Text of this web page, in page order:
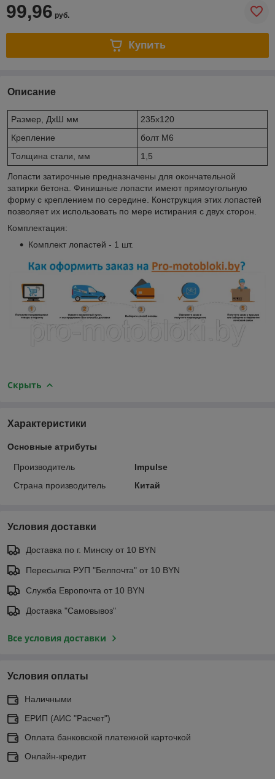
99,96 руб.
Купить
Описание
Размер, ДхШ мм
235x120
Крепление
болт M6
Толщина стали, мм
1,5
Лопасти затирочные предназначены для окончательной
затирки бетона. Финишные лопасти имеют прямоугольную
форму с креплением по середине. Конструкция этих лопастей
позволяет их использовать по мере истирания с двух сторон.
Комплектация:
Комплект лопастей - 1 шт.
Скрыть
Характеристики
Основные атрибуты
Производитель
Impulse
Страна производитель
Китай
Условия доставки
Доставка по г. Минску от 10 BYN
Пересылка РУП "Белпочта" от 10 BYN
Служба Европочта от 10 BYN
Доставка "Самовывоз"
Все условия доставки
Условия оплаты
Наличными
ЕРИП (АИС "Расчет")
Оплата банковской платежной карточкой
Онлайн-кредит